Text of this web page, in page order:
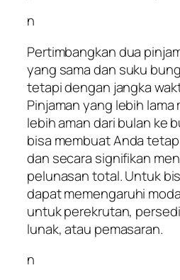
n
Pertimbangkan dua
yang sama dan suku
tetapi dengan jangka
Pinjaman yang lebih
lebih aman dari bulan ke
bisa membuat Anda
dan secara signifikan
pelunasan total. Untuk
dapat memengaruhi
untuk perekrutan,
lunak, atau pemasaran.
n